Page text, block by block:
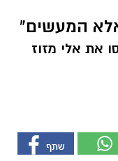
המעשים"
את אלי מזוז